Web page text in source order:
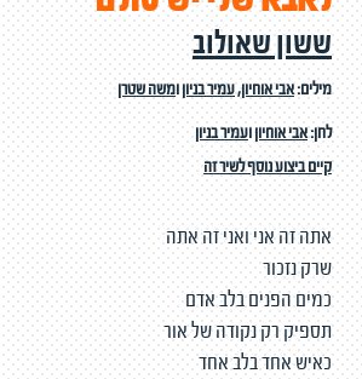
ששון שאולוב
מילים:אבי אוחיון,עמיר בניוןומשה שטרן
לחן:אבי אוחיוןועמיר בניון
קיים ביצוע נוסף לשיר זה
אתה זה אני ואני זה אתה
שרק נזכור
כמים הפנים בלב אדם
תספיק רק נקודה של אור
כאיש אחד בלב אחד